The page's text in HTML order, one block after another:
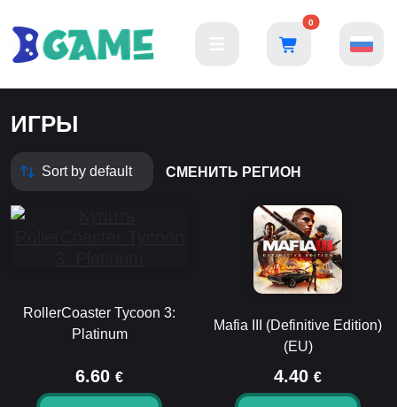
0
ИГРЫ
СМЕНИТЬ РЕГИОН
RollerCoaster Tycoon 3:
Platinum
6.60 €
Mafia III (Definitive Edition)
(EU)
4.40 €